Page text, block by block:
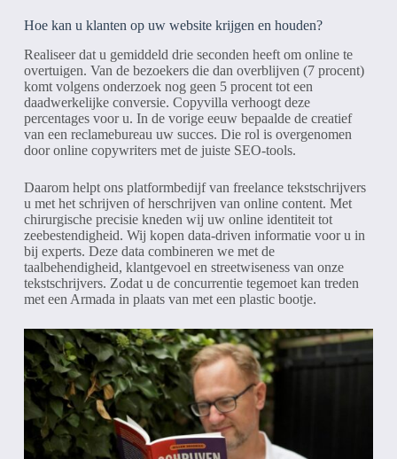
Hoe kan u klanten op uw website krijgen en houden?
Realiseer dat u gemiddeld drie seconden heeft om online te
overtuigen. Van de bezoekers die dan overblijven (7 procent)
komt volgens onderzoek nog geen 5 procent tot een
daadwerkelijke conversie. Copyvilla verhoogt deze
percentages voor u. In de vorige eeuw bepaalde de creatief
van een reclamebureau uw succes. Die rol is overgenomen
door online copywriters met de juiste SEO-tools.
Daarom helpt ons platformbedijf van freelance tekstschrijvers
u met het schrijven of herschrijven van online content. Met
chirurgische precisie kneden wij uw online identiteit tot
zeebestendigheid. Wij kopen data-driven informatie voor u in
bij experts. Deze data combineren we met de
taalbehendigheid, klantgevoel en streetwiseness van onze
tekstschrijvers. Zodat u de concurrentie tegemoet kan treden
met een Armada in plaats van met een plastic bootje.